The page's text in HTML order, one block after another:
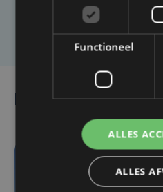
Laat het
Lees ook
Functioneel
ALLES
ALLES